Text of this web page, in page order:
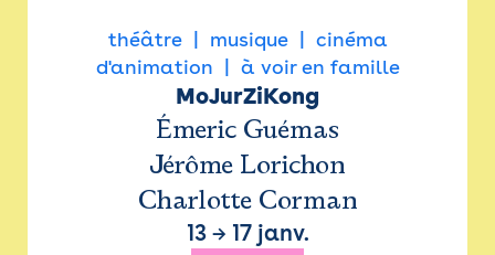
théâtre musique
cinéma
d'animation
à voir en famille
MoJurZiKong
Émeric Guémas
Jérôme Lorichon
Charlotte Corman
13→ 17 janv.